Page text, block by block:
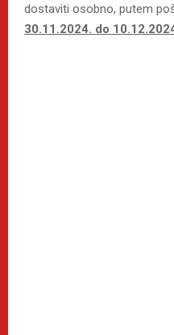
dostaviti osobno, putem
30.11.2024. do